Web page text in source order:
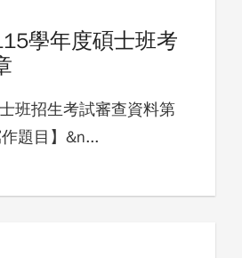
學年度碩士班考
班招生考試審查資料第
題目】&n...